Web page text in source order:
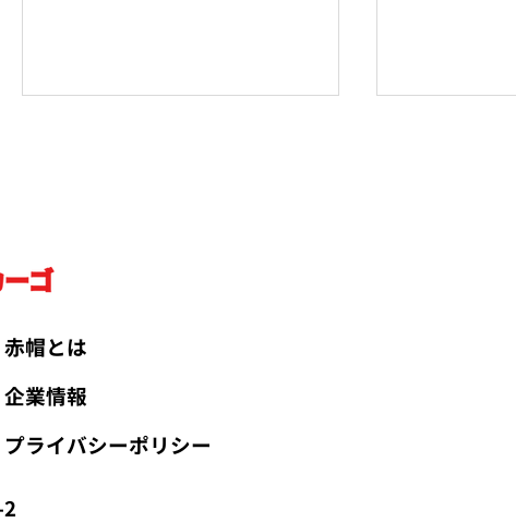
東京から愛媛県松山市まで
赤帽とは
企業情報
プライバシーポリシー